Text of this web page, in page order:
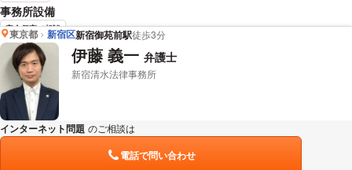
事務所設備
完全個室で相談
小野 淳史 弁護士の詳細情報を見る
東京都 新宿区新宿御苑前駅徒歩3分
伊藤 義一 弁護士
新宿清水法律事務所
インターネット問題 のご相談は
電話で問い合わせ